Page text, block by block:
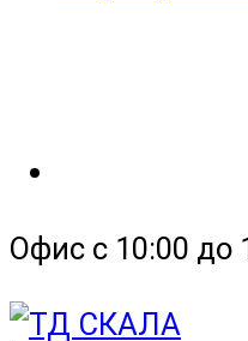
Офис с 10:00 до